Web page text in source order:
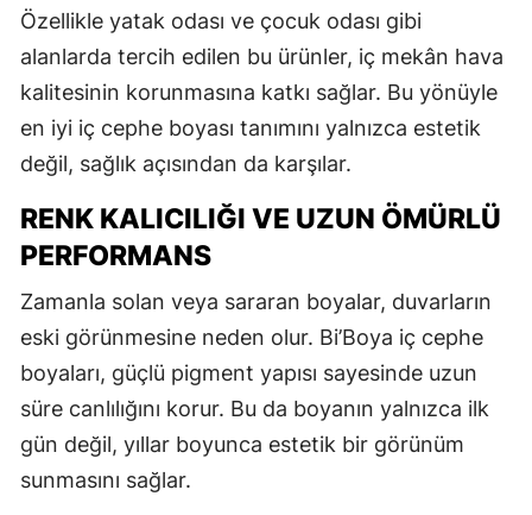
Özellikle yatak odası ve çocuk odası gibi
alanlarda tercih edilen bu ürünler, iç mekân hava
kalitesinin korunmasına katkı sağlar. Bu yönüyle
en iyi iç cephe boyası tanımını yalnızca estetik
değil, sağlık açısından da karşılar.
RENK KALICILIĞI VE UZUN ÖMÜRLÜ
PERFORMANS
Zamanla solan veya sararan boyalar, duvarların
eski görünmesine neden olur. Bi’Boya iç cephe
boyaları, güçlü pigment yapısı sayesinde uzun
süre canlılığını korur. Bu da boyanın yalnızca ilk
gün değil, yıllar boyunca estetik bir görünüm
sunmasını sağlar.